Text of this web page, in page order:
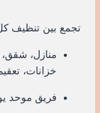
تجمع بين تنظيف
منازل،
خزانات،
فريق موحد